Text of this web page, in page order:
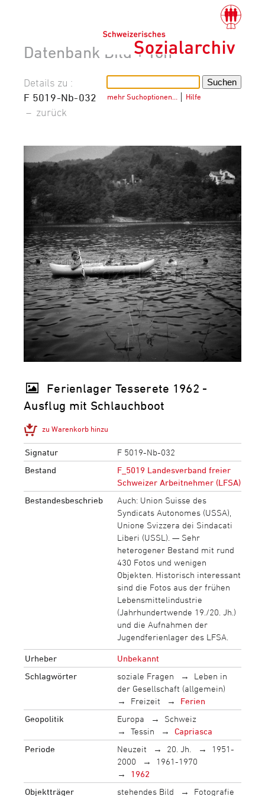
Datenbank Bild + Ton
mehr Suchoptionen… Hilfe
Details zu :
F 5019-Nb-032
– zurück
Ferienlager Tesserete 1962 -
Ausflug mit Schlauchboot
zu Warenkorb hinzu
Signatur
F 5019-Nb-032
Bestand
F_5019 Landesverband freier
Schweizer Arbeitnehmer (LFSA)
Bestandesbeschrieb
Auch: Union Suisse des
Syndicats Autonomes (USSA),
Unione Svizzera dei Sindacati
Liberi (USSL). — Sehr
heterogener Bestand mit rund
430 Fotos und wenigen
Objekten. Historisch interessant
sind die Fotos aus der frühen
Lebensmittelindustrie
(Jahrhundertwende 19./20. Jh.)
und die Aufnahmen der
Jugendferienlager des LFSA.
Urheber
Unbekannt
Schlagwörter
soziale Fragen
Leben in
der Gesellschaft (allgemein)
Freizeit
Ferien
Geopolitik
Europa
Schweiz
Tessin
Capriasca
Periode
Neuzeit 20. Jh.
1951-
2000
1961-1970
1962
Objektträger
stehendes Bild Fotografie